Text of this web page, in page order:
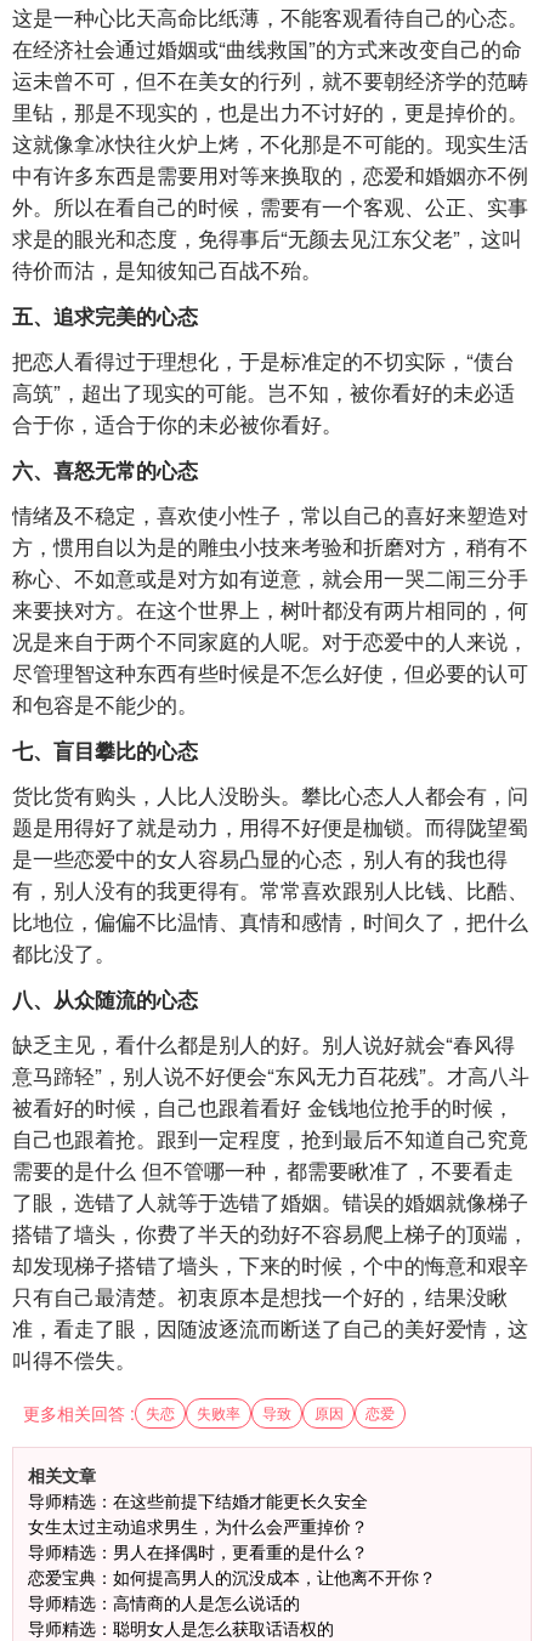
这是一种心比天高命比纸薄，不能客观看待自己的心态。
在经济社会通过婚姻或“曲线救国”的方式来改变自己的命
运未曾不可，但不在美女的行列，就不要朝经济学的范畴
里钻，那是不现实的，也是出力不讨好的，更是掉价的。
这就像拿冰快往火炉上烤，不化那是不可能的。现实生活
中有许多东西是需要用对等来换取的，恋爱和婚姻亦不例
外。所以在看自己的时候，需要有一个客观、公正、实事
求是的眼光和态度，免得事后“无颜去见江东父老”，这叫
待价而沽，是知彼知己百战不殆。
五、追求完美的心态
把恋人看得过于理想化，于是标准定的不切实际，“债台
高筑”，超出了现实的可能。岂不知，被你看好的未必适
合于你，适合于你的未必被你看好。
六、喜怒无常的心态
情绪及不稳定，喜欢使小性子，常以自己的喜好来塑造对
方，惯用自以为是的雕虫小技来考验和折磨对方，稍有不
称心、不如意或是对方如有逆意，就会用一哭二闹三分手
来要挟对方。在这个世界上，树叶都没有两片相同的，何
况是来自于两个不同家庭的人呢。对于恋爱中的人来说，
尽管理智这种东西有些时候是不怎么好使，但必要的认可
和包容是不能少的。
七、盲目攀比的心态
货比货有购头，人比人没盼头。攀比心态人人都会有，问
题是用得好了就是动力，用得不好便是枷锁。而得陇望蜀
是一些恋爱中的女人容易凸显的心态，别人有的我也得
有，别人没有的我更得有。常常喜欢跟别人比钱、比酷、
比地位，偏偏不比温情、真情和感情，时间久了，把什么
都比没了。
八、从众随流的心态
缺乏主见，看什么都是别人的好。别人说好就会“春风得
意马蹄轻”，别人说不好便会“东风无力百花残”。才高八斗
被看好的时候，自己也跟着看好 金钱地位抢手的时候，
自己也跟着抢。跟到一定程度，抢到最后不知道自己究竟
需要的是什么 但不管哪一种，都需要瞅准了，不要看走
了眼，选错了人就等于选错了婚姻。错误的婚姻就像梯子
搭错了墙头，你费了半天的劲好不容易爬上梯子的顶端，
却发现梯子搭错了墙头，下来的时候，个中的悔意和艰辛
只有自己最清楚。初衷原本是想找一个好的，结果没瞅
准，看走了眼，因随波逐流而断送了自己的美好爱情，这
叫得不偿失。
更多相关回答 : 失恋 失败率 导致 原因 恋爱
相关文章
导师精选：在这些前提下结婚才能更长久安全
女生太过主动追求男生，为什么会严重掉价？
导师精选：男人在择偶时，更看重的是什么？
恋爱宝典：如何提高男人的沉没成本，让他离不开你？
导师精选：高情商的人是怎么说话的
导师精选：聪明女人是怎么获取话语权的